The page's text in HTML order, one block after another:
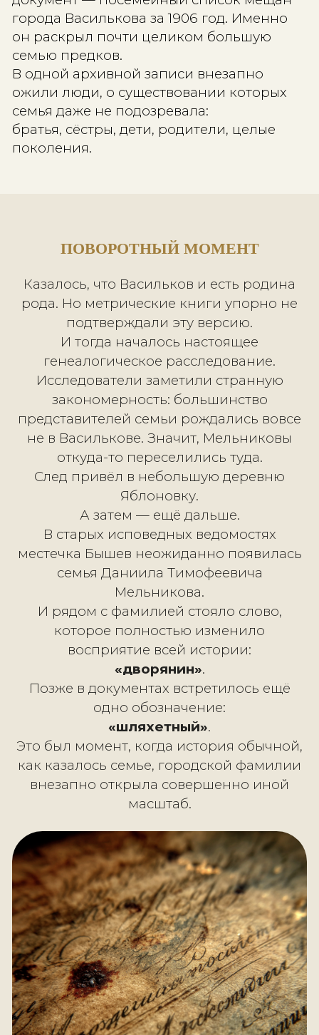
Работа велась одновременно в
нескольких хранилищах:
— Государственном архиве
области;
— Центральном государственном
историческом архиве Украины;
— Российском государственном
Появились первые неожиданные
В документах времён Первой
войны обнаружился Николай
Мельников — родственник семьи,
попавший в австрийский плен в 1915
А затем был найден важнейший
документ — посемейный список
города Василькова за 1906 год.
он раскрыл почти целиком большую
семью предков.
В одной архивной записи внезапно
ожили люди, о существовании
семья даже не подозревала:
братья, сёстры, дети, родители,
поколения.
ПОВОРОТНЫЙ МОМЕНТ
Казалось, что Васильков и есть
рода. Но метрические книги
подтверждали эту версию.
И тогда началось настоящее
Исследователи заметили
закономерность: большинство
представителей семьи рождались
не в Василькове. Значит,
откуда-то переселились туда.
След привёл в небольшую
Яблоновку.
А затем — ещё дальше.
В старых исповедных